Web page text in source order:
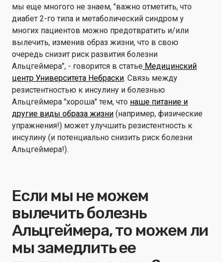
мы еще многого не знаем, "важно отметить, что
диабет 2-го типа и метаболический синдром у
многих пациентов можно предотвратить и/или
вылечить, изменив образ жизни, что в свою
очередь снизит риск развития болезни
Альцгеймера", - говорится в статье Медицинский
центр Университета Небраски. Связь между
резистентностью к инсулину и болезнью
Альцгеймера "хороша" тем, что наше питание и
другие виды образа жизни (например, физические
упражнения!) может улучшить резистентность к
инсулину (и потенциально снизить риск болезни
Альцгеймера!).
Если мы не можем
вылечить болезнь
Альцгеймера, то можем ли
мы замедлить ее